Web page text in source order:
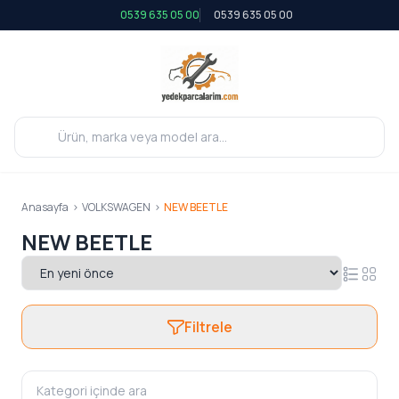
0539 635 05 00 0539 635 05 00
Anasayfa > VOLKSWAGEN > NEW BEETLE
NEW BEETLE
Filtrele